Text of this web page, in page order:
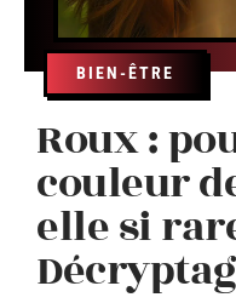
BIEN-ÊTRE
Roux :
couleur
elle si